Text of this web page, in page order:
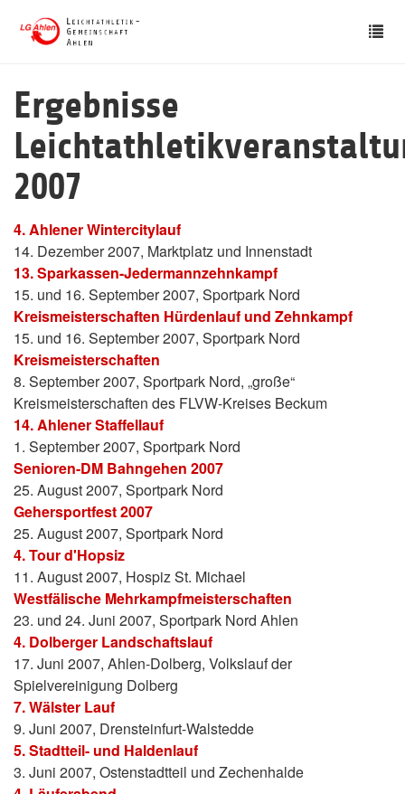
Ergebnisse
2007
4. Ahlener Wintercitylauf
14. Dezember 2007, Marktplatz und Innenstadt
13. Sparkassen-Jedermannzehnkampf
15. und 16. September 2007, Sportpark Nord
Kreismeisterschaften Hürdenlauf und Zehnkampf
15. und 16. September 2007, Sportpark Nord
Kreismeisterschaften
8. September 2007, Sportpark Nord, „große“
Kreismeisterschaften des FLVW-Kreises Beckum
14. Ahlener Staffellauf
1. September 2007, Sportpark Nord
Senioren-DM Bahngehen 2007
25. August 2007, Sportpark Nord
Gehersportfest 2007
25. August 2007, Sportpark Nord
4. Tour d'Hopsiz
11. August 2007, Hospiz St. Michael
Westfälische Mehrkampfmeisterschaften
23. und 24. Juni 2007, Sportpark Nord Ahlen
4. Dolberger Landschaftslauf
17. Juni 2007, Ahlen-Dolberg, Volkslauf der
Spielvereinigung Dolberg
7. Wälster Lauf
9. Juni 2007, Drensteinfurt-Walstedde
5. Stadtteil- und Haldenlauf
3. Juni 2007, Ostenstadtteil und Zechenhalde